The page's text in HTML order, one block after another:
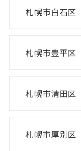
ニスコパーソ
ニスコパーソ
ニスコ進学ス
ニスコ進学ス
札幌市白石区
ニスコ進学ス
札幌市豊平区
ニスコパーソ
札幌市清田区
ニスコ進学ス
札幌市厚別区